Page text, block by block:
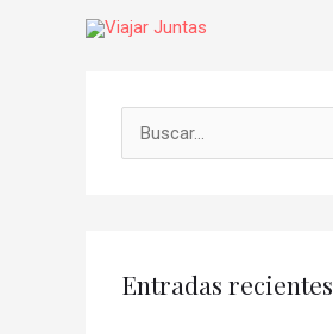
a
Entradas recientes